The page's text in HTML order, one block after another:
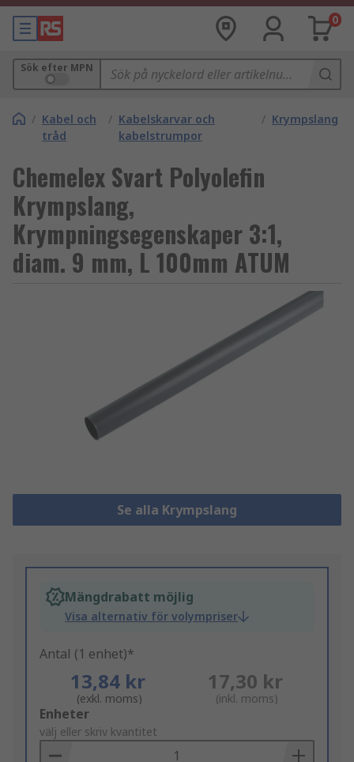
0
Sök efter MPN
/ Kabel och
tråd
/ Kabelskarvar och
kabelstrumpor
/ Krympslang
Chemelex Svart Polyolefin
Krympslang,
Krympningsegenskaper 3:1,
diam. 9 mm, L 100mm ATUM
Se alla Krympslang
Mängdrabatt möjlig
Visa alternativ för volympriser
Antal (1 enhet)*
13,84 kr
(exkl. moms)
17,30 kr
(inkl. moms)
Add
to
Basket
Enheter
välj eller skriv kvantitet